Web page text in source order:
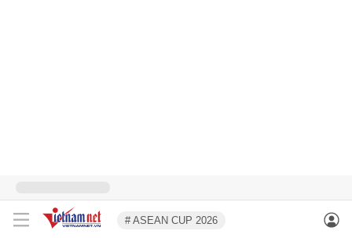
# ASEAN CUP 2026